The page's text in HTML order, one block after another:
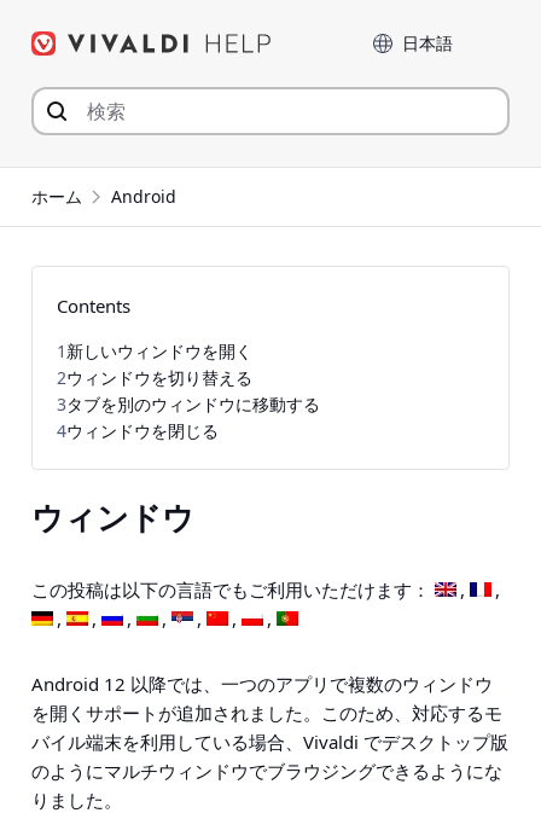
言語
ホーム Android
ウィンドウ
この投稿は以下の言語でもご利用いただけます：
Android 12 以降では、一つのアプリで複数のウィンドウ
を開くサポートが追加されました。このため、対応するモ
バイル端末を利用している場合、Vivaldi でデスクトップ版
のようにマルチウィンドウでブラウジングできるようにな
りました。
Contents
1 新しいウィンドウを開く
2ウィンドウを切り替える
3タブを別のウィンドウに移動する
4ウィンドウを閉じる